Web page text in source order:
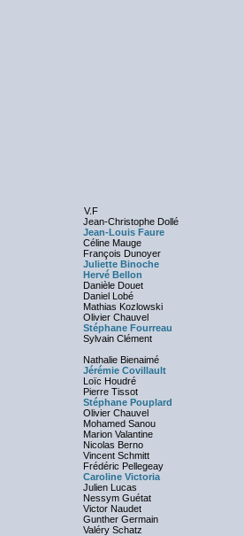
V.F
Jean-Christophe Dollé
Jean-Louis Faure
Céline Mauge
François Dunoyer
Juliette Binoche
Hervé Bellon
Danièle Douet
Daniel Lobé
Mathias Kozlowski
Olivier Chauvel
Stéphane Fourreau
Sylvain Clément
Nathalie Bienaimé
Jérémie Covillault
Loïc Houdré
Pierre Tissot
Stéphane Pouplard
Olivier Chauvel
Mohamed Sanou
Marion Valantine
Nicolas Berno
Vincent Schmitt
Frédéric Pellegeay
Caroline Victoria
Julien Lucas
Nessym Guétat
Victor Naudet
Gunther Germain
Valéry Schatz